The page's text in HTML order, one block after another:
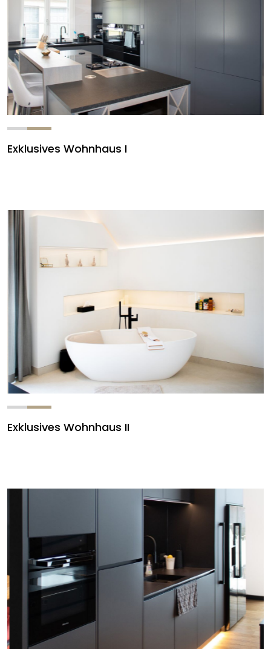
Exklusives Wohnhaus I
Exklusives Wohnhaus II